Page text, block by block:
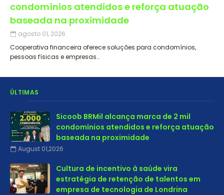
condomínios atendidos e reforça atuação
baseada na proximidade
agosto 01, 2026
Cooperativa financeira oferece soluções para condomínios,
pessoas físicas e empresas…
ÚLTIMAS
Sicoob BRMil alcança marca de 2 mil
condomínios atendidos e reforça atuação
baseada na proximidade
August 01,2026
Cultura de incentivo à saúde vira
estratégia de retenção de talentos em
empresa de tecnologia de Londrina